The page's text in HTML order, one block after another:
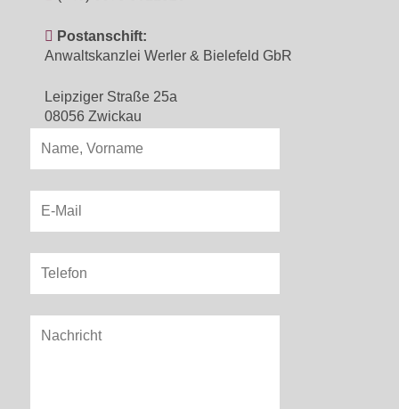
Postanschift:
Anwaltskanzlei Werler & Bielefeld GbR
Leipziger Straße 25a
08056 Zwickau